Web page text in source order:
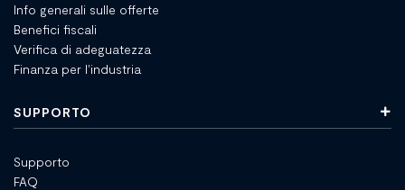
Info generali sulle offerte
Benefici fiscali
Verifica di adeguatezza
Finanza per l'industria
SUPPORTO
Supporto
FAQ